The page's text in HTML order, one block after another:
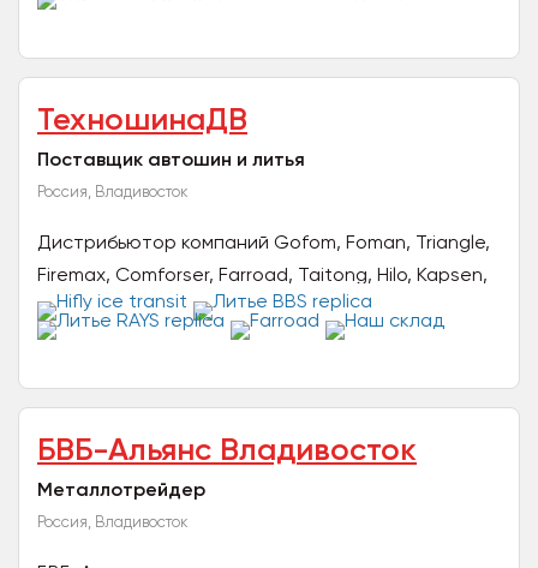
ТехношинаДВ
Поставщик автошин и литья
Россия, Владивосток
Дистрибьютор компаний Gofom, Foman, Triangle,
Firemax, Comforser, Farroad, Taitong, Hilo, Kapsen,
Aufine, Haida, Fortune, Roadcruza, Arivo, Ginell,...
БВБ-Альянс Владивосток
Металлотрейдер
Россия, Владивосток